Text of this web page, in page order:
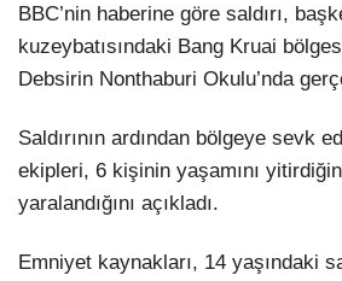
BBC’nin haberine göre saldırı,
kuzeybatısındaki Bang Kruai
Debsirin Nonthaburi Okulu’nda
Saldırının ardından bölgeye sevk
ekipleri, 6 kişinin yaşamını
yaralandığını açıkladı.
Emniyet kaynakları, 14 yaşındaki